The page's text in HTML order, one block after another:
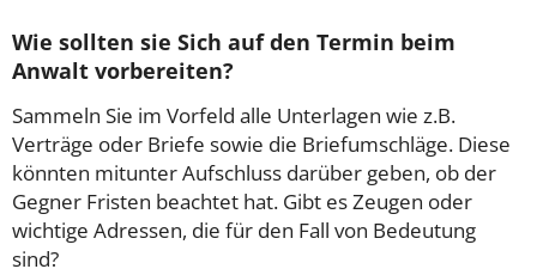
Wie sollten sie Sich auf den Termin beim
Anwalt vorbereiten?
Sammeln Sie im Vorfeld alle Unterlagen wie z.B.
Verträge oder Briefe sowie die Briefumschläge. Diese
könnten mitunter Aufschluss darüber geben, ob der
Gegner Fristen beachtet hat. Gibt es Zeugen oder
wichtige Adressen, die für den Fall von Bedeutung
sind?